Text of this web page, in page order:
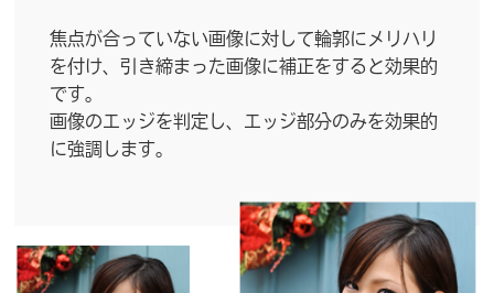
焦点が合っていない画像に対して輪郭にメリハリ
を付け、引き締まった画像に補正をすると効果的
です。
画像のエッジを判定し、エッジ部分のみを効果的
に強調します。